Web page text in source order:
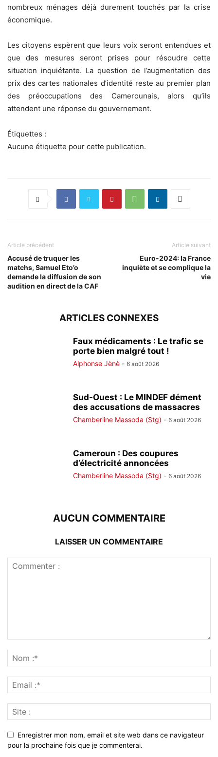
nombreux ménages déjà durement touchés par la crise
économique.
Les citoyens espèrent que leurs voix seront entendues et
que des mesures seront prises pour résoudre cette
situation inquiétante. La question de l’augmentation des
prix des cartes nationales d’identité reste au premier plan
des préoccupations des Camerounais, alors qu’ils
attendent une réponse du gouvernement.
Étiquettes :
Aucune étiquette pour cette publication.
Article précédent
Accusé de truquer les
matchs, Samuel Eto’o
demande la diffusion de son
audition en direct de la CAF
Article suivant
Euro-2024: la France
inquiète et se complique la
vie
ARTICLES CONNEXES
Faux médicaments : Le trafic se
porte bien malgré tout !
Alphonse Jènè - 6 août 2026
Sud-Ouest : Le MINDEF dément
des accusations de massacres
Chamberline Massoda (Stg) - 6 août 2026
Cameroun : Des coupures
d’électricité annoncées
Chamberline Massoda (Stg) - 6 août 2026
AUCUN COMMENTAIRE
LAISSER UN COMMENTAIRE
Enregistrer mon nom, email et site web dans ce navigateur
pour la prochaine fois que je commenterai.